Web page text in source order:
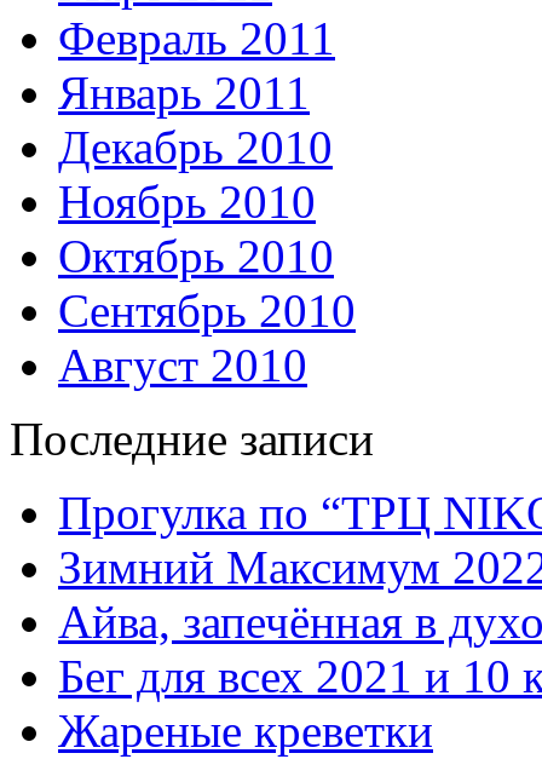
Февраль 2011
Январь 2011
Декабрь 2010
Ноябрь 2010
Октябрь 2010
Сентябрь 2010
Август 2010
Последние записи
Прогулка по “ТРЦ
Зимний Максимум
Айва, запечённая в
Бег для всех 2021 и 10
Жареные креветки